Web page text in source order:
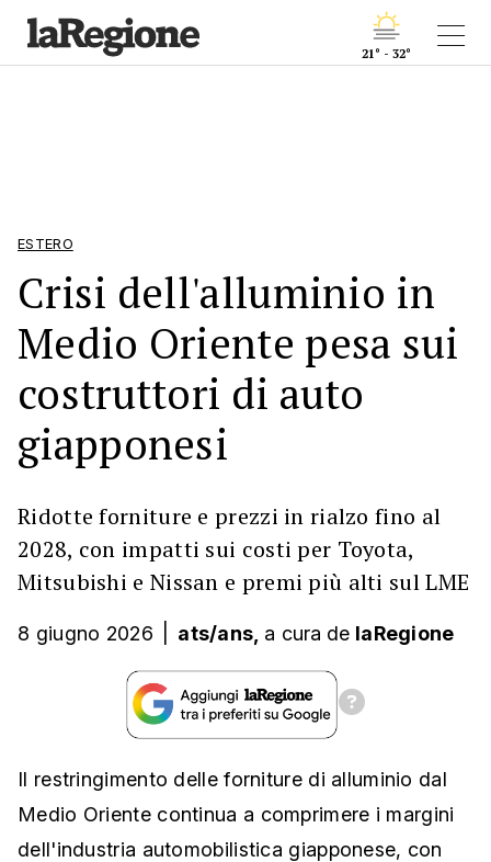
21° - 32°
ESTERO
Crisi dell'alluminio in
Medio Oriente pesa sui
costruttori di auto
giapponesi
Ridotte forniture e prezzi in rialzo fino al
2028, con impatti sui costi per Toyota,
Mitsubishi e Nissan e premi più alti sul LME
8 giugno 2026 ats/ans, a cura de laRegione
Il restringimento delle forniture di alluminio dal
Medio Oriente continua a comprimere i margini
dell'industria automobilistica giapponese, con